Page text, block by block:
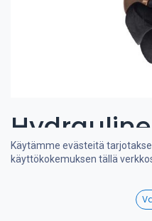
Suodattimet
Käytämme evästeitä
käyttökokemuksen tällä